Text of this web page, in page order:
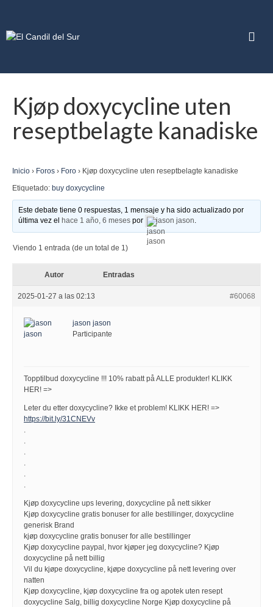
Kjøp doxycycline uten
reseptbelagte kanadiske
Inicio › Foros › Foro › Kjøp doxycycline uten reseptbelagte kanadiske
Etiquetado: buy doxycycline
Este debate tiene 0 respuestas, 1 mensaje y ha sido actualizado por
última vez el
hace 1 año, 6 meses por jason jason.
Viendo 1 entrada (de un total de 1)
Autor Entradas
2025-01-27 a las 02:13 #60068
jason jason
Participante
Topptilbud doxycycline !!! 10% rabatt på ALLE produkter! KLIKK
HER! =>
Leter du etter doxycycline? Ikke et problem! KLIKK HER! =>
https://bit.ly/31CNEVv
.
.
.
.
.
.
Kjøp doxycycline ups levering, doxycycline på nett sikker
Kjøp doxycycline gratis bonuser for alle bestillinger, doxycycline
generisk Brand
kjøp doxycycline gratis bonuser for alle bestillinger
Kjøp doxycycline paypal, hvor kjøper jeg doxycycline? Kjøp
doxycycline på nett billig
Vil du kjøpe doxycycline, kjøpe doxycycline på nett levering over
natten
Kjøp doxycycline, kjøp doxycycline fra og apotek uten resept
doxycycline Salg, billig doxycycline Norge Kjøp doxycycline på